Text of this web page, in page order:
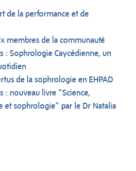
de la performance et de
membres de la communauté
: Sophrologie Caycédienne, un
de la sophrologie en EHPAD
: nouveau livre “Science,
et sophrologie​” par le Dr Natalia